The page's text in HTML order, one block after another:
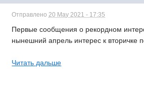
Отправлено20 May 2021 - 17:35
Первые сообщения о рекордном
нынешний апрель интерес к вторичке
Читать дальше